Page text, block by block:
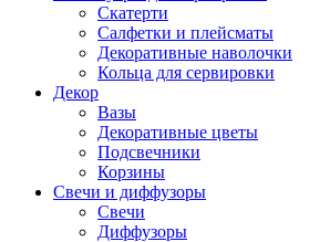
Скатерти
Cалфетки и плейсматы
Декоративные наволочки
Кольца для сервировки
Декор
Вазы
Декоративные цветы
Подсвечники
Корзины
Свечи и диффузоры
Свечи
Диффузоры